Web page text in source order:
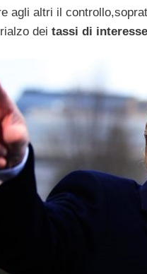
agli altri il
dei tassi di interesse